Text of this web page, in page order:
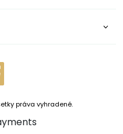
práva vyhradené.